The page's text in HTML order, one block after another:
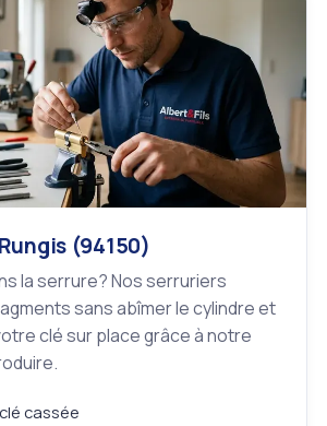
(94150)
la serrure? Nos serruriers
sans abîmer le cylindre et
clé sur place grâce à notre
cassée